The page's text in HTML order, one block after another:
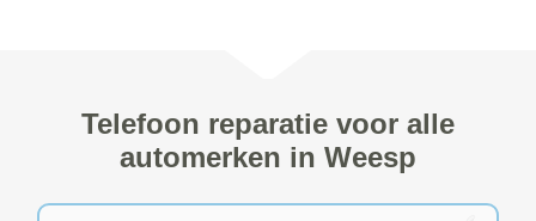
Telefoon reparatie voor alle
automerken in Weesp